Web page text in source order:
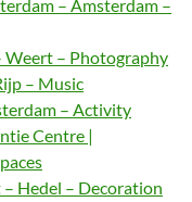
– Amsterdam –
Weert – Photography
– Music
– Activity
Centre |
Hedel – Decoration